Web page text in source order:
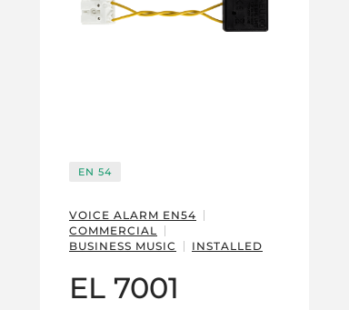
EN 54
VOICE ALARM EN54
COMMERCIAL
BUSINESS MUSIC
INSTALLED
EL 7001